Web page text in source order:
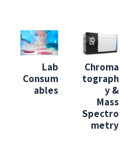
Chroma
tograph
y &
Mass
Spectro
metry
Lab
Consum
ables